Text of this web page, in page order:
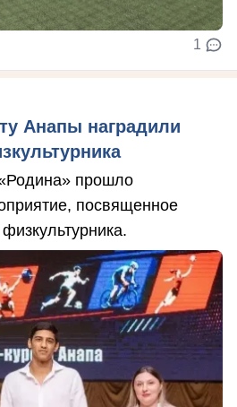
1
Анапы наградили
прошло
посвященное